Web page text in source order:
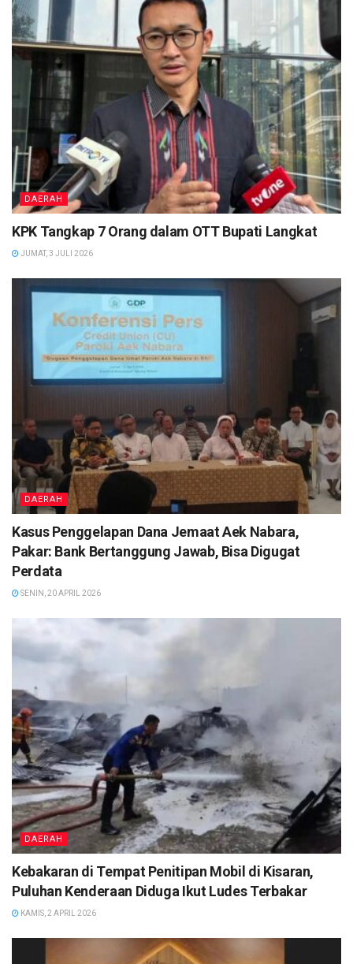
DAERAH
KPK Tangkap 7 Orang dalam OTT Bupati Langkat
JUMAT, 3 JULI 2026
DAERAH
Kasus Penggelapan Dana Jemaat Aek Nabara,
Pakar: Bank Bertanggung Jawab, Bisa Digugat
Perdata
SENIN, 20 APRIL 2026
DAERAH
Kebakaran di Tempat Penitipan Mobil di Kisaran,
Puluhan Kenderaan Diduga Ikut Ludes Terbakar
KAMIS, 2 APRIL 2026